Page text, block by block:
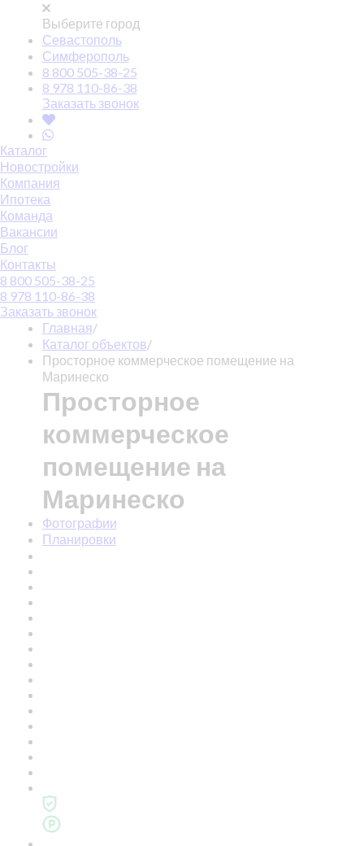
Выберите город
Севастополь
Симферополь
8 800 505-38-25
8 978 110-86-38
Заказать звонок
Каталог
Новостройки
Компания
Ипотека
Команда
Вакансии
Блог
Контакты
8 800 505-38-25
8 978 110-86-38
Заказать звонок
Главная/
Каталог объектов/
Просторное коммерческое помещение на
Маринеско
Просторное
коммерческое
помещение на
Маринеско
Фотографии
Планировки